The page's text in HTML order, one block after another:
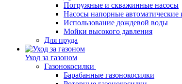
Погружные и скважинные насосы
Насосы напорные
Использование дождевой воды
Мойки высокого давления
Для пруда
Уход за газоном
Газонокосилки
Барабанные газонокосилки